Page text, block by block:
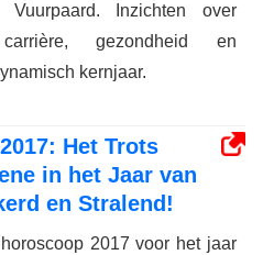
Inzichten over
gezondheid en
kernjaar.
Het Trots
in het Jaar van
en Stralend!
2017 voor het jaar